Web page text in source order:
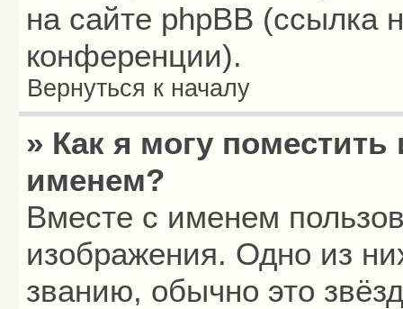
на сайте phpBB (ссылка
конференции).
Вернуться к началу
» Как я могу
именем?
Вместе с именем
изображения. Одно из
званию, обычно это